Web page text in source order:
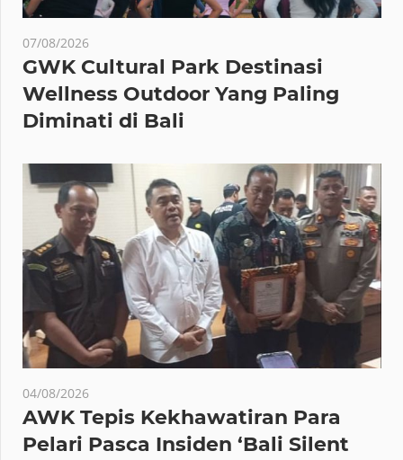
07/08/2026
GWK Cultural Park Destinasi
Wellness Outdoor Yang Paling
Diminati di Bali
04/08/2026
AWK Tepis Kekhawatiran Para
Pelari Pasca Insiden ‘Bali Silent